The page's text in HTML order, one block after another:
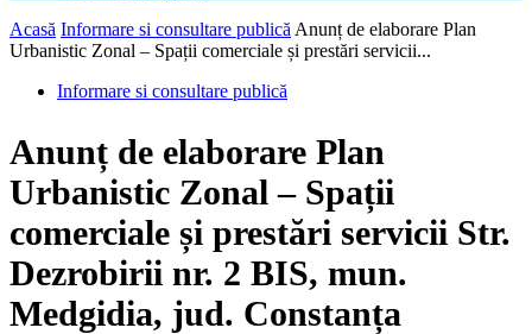
Acasă Informare si consultare publică Anunț de elaborare Plan
Urbanistic Zonal – Spații comerciale și prestări servicii...
Informare si consultare publică
Anunț de elaborare Plan
Urbanistic Zonal – Spații
comerciale și prestări servicii Str.
Dezrobirii nr. 2 BIS, mun.
Medgidia, jud. Constanța